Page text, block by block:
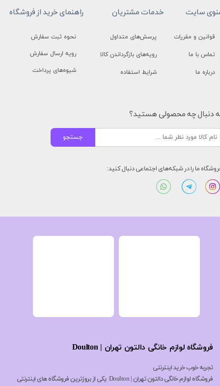
فروشگاه لوازم خانگی دالتون تهران | Doulton
تجربه خوب خرید اینترنتی
فروشگاه لوازم خانگی دالتون تهران | Doulton یکی از بروزترین فروشگاه های اینترنتی
راهنمای خرید از فروشگاه
نحوه ثبت سفارش
رویه ارسال سفارش
شیوه‌های پرداخت
خدمات مشتریان
پرسش‌های متداول
رویه‌های بازگرداندن کالا
شرایط استفاده
سایت
قوانین و مقررات
تماس با ما
درباره ما
دنبال چه محصولی هستید؟
جستجو
ما را در شبکه‌های اجتماعی دنبال کنید: